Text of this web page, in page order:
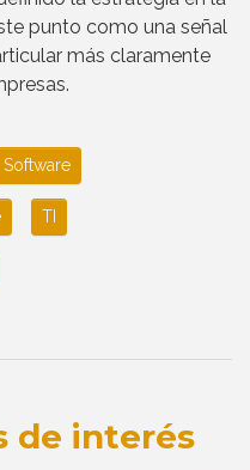
punto como una señal
más claramente
Software
TI
de interés